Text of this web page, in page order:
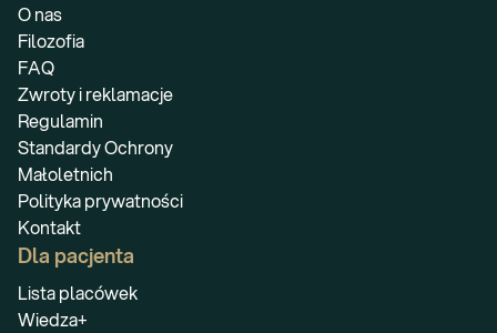
O nas
Filozofia
FAQ
Zwroty i reklamacje
Regulamin
Standardy Ochrony
Małoletnich
Polityka prywatności
Kontakt
Dla pacjenta
Lista placówek
Wiedza+